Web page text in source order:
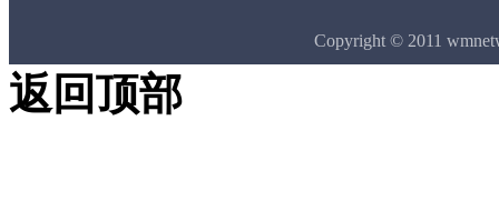
Copyright © 2011
返回顶部